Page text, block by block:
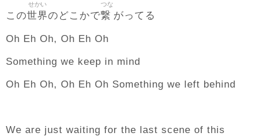
この世界
せかい
のどこかで繋
つな
がってる
Oh Eh Oh, Oh Eh Oh
Something we keep in mind
Oh Eh Oh, Oh Eh Oh Something we left behind
We are just waiting for the last scene of this